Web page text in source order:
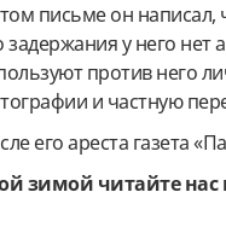
письме он написал,
задержания у него нет
против него
и частную
его ареста газета
зимой читайте нас